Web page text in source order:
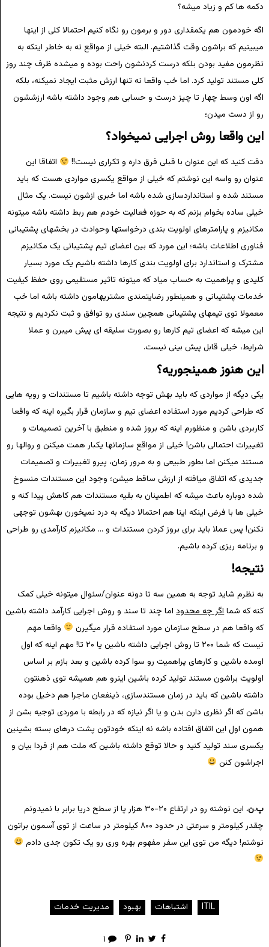
دکمه ها کم و زیاد میشه؟
اگه خودمون هم یکمقداری دور و برمون رو نگاه کنیم احتمالا کلی از اینها
میبینیم که براشون وقت گذاشتیم. البته خیلی از مواقع نه به خاطر اینکه به
نظرمون مفید بودن بلکه درست کردنشون راحت بوده و میشده ظرف چند روز
کلی مستند تولید کرد. اما خب واقعا نه تنها ارزش مثبت ایجاد نمیکنه، بلکه
اگه اون وسط چهار تا چیز درست و حسابی هم وجود داشته باشه ارزششون
رو از دست میدن؛
این واقعا روش اجرایی نمیخواد؟
دقت کنید که این عنوان با قبلی فرق داره و تکراری نیست!!
اتفاقا این
عنوان رو واسه این نوشتم که خیلی از مواقع یکسری مواردی هست که باید
مستند شده و استانداردسازی شده باشه اما خبری ازشون نیست. یک مثال
خیلی ساده بخوام بزنم که به حوزه فعالیت خودم هم ربط داشته باشه میتونه
مکانیزم و پارامترهای اولویت بندی درخواستها وحوادث در بخشهای پشتیبانی
فناوری اطلاعات باشه؛ این مورد که بین اعضای تیم پشتیبانی یک مکانیزم
مشترک و استاندارد برای اولویت بندی کارها داشته باشیم یک مورد بسیار
کلیدی و پراهمیت به حساب میاد که میتونه تاثیر مستقیمی روی حفظ کیفیت
خدمات پشتیبانی و همینطور رضایتمندی مشتریهامون داشته باشه اما خب
معمولا توی تیمهای پشتیبانی همچین سندی رو توافق و ثبت نکردیم و نتیجه
این میشه که اعضای تیم کارها رو بصورت سلیقه ای پیش میبرن و عملا
شرایط، خیلی قابل پیش بینی نیست.
این هنوز همینجوریه؟
یکی دیگه از مواردی که باید بهش توجه داشته باشیم تا مستندات و رویه هایی
که طراحی کردیم مورد استفاده اعضای تیم و سازمان قرار بگیره اینه که واقعا
کاربردی باشن و منظورم اینه که بروز شده و منطبق با آخرین تصمیمات و
تغییرات احتمالی باشن! خیلی از مواقع سازمانها یکبار همت میکنن و روالها رو
مستند میکنن اما بطور طبیعی و به مرور زمان، پیرو تغییرات و تصمیمات
جدیدی که اتفاق میافته از ارزش ساقط میشن؛ وجود این مستندات منسوخ
شده دوباره باعث میشه که اطمینان به بقیه مستندات هم کاهش پیدا کنه و
خیلی ها با فرض اینکه اینا هم احتمالا دیگه به درد نمیخورن بهشون توجهی
نکنن! پس عملا باید برای بروز کردن مستندات و … مکانیزم کارآمدی رو طراحی
و برنامه ریزی کرده باشیم.
نتیجه!
به نظرم شاید توجه به همین سه تا دونه عنوان/سئوال میتونه خیلی کمک
کنه که شمااگر چه محدوداما چند تا سند و روش اجرایی کارآمد داشته باشین
که واقعا هم در سطح سازمان مورد استفاده قرار میگیرن
واقعا مهم
نیست که شما ۲۰۰ تا روش اجرایی داشته باشین یا ۲۰ تا! مهم اینه که اول
اومده باشین و کارهای پراهمیت رو سوا کرده باشین و بعد بازم بر اساس
اولویت براشون مستند تولید کرده باشین اینرو هم همیشه توی ذهنتون
داشته باشین که باید در زمان مستندسازی، ذینفعان ماجرا هم دخیل بوده
باشن که اگر نظری دارن بدن و یا اگر نیازه که در رابطه با موردی توجیه بشن از
همون اول این اتفاق افتاده باشه نه اینکه خودتون پشت درهای بسته بشینین
یکسری سند تولید کنید و حالا توقع داشته باشین که ملت هم از فردا بیان و
اجراشون کنن
پ.ن.
این نوشته رو در ارتفاع ۲۰-۳۰ هزار پا از سطح دریا برابر با نمیدونم
چقدر کیلومتر و سرعتی در حدود ۸۰۰ کیلومتر در ساعت از توی آسمون براتون
نوشتم! دیگه من توی این سفر مفهوم بهره وری رو یک تکون جدی دادم
ITIL اشتباهات بهبود مدیریت خدمات
۱